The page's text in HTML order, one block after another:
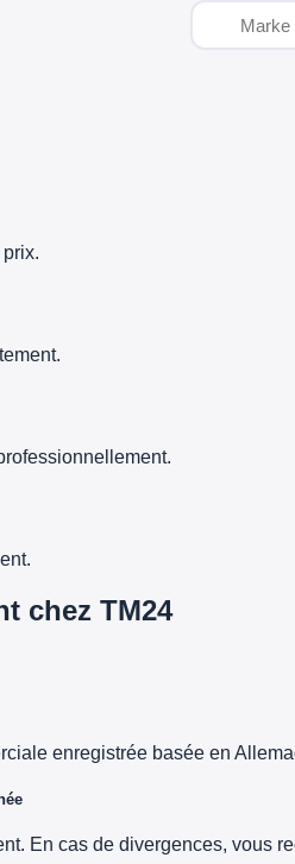
chez TM24
enregistrée basée en
En cas de divergences, vous